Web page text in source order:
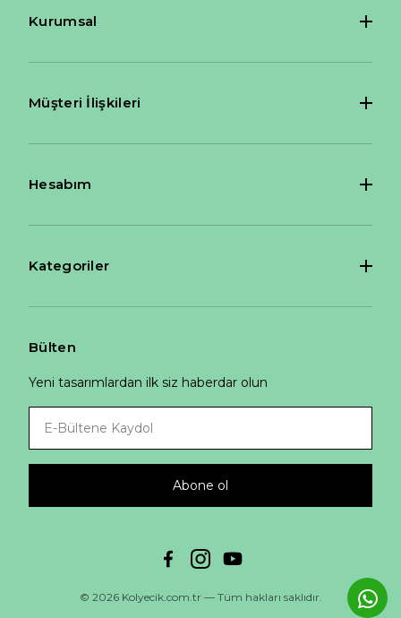
Kurumsal
Müşteri İlişkileri
Hesabım
Kategoriler
Bülten
Yeni tasarımlardan ilk siz haberdar olun
Abone ol
© 2026 Kolyecik.com.tr — Tüm hakları saklıdır.